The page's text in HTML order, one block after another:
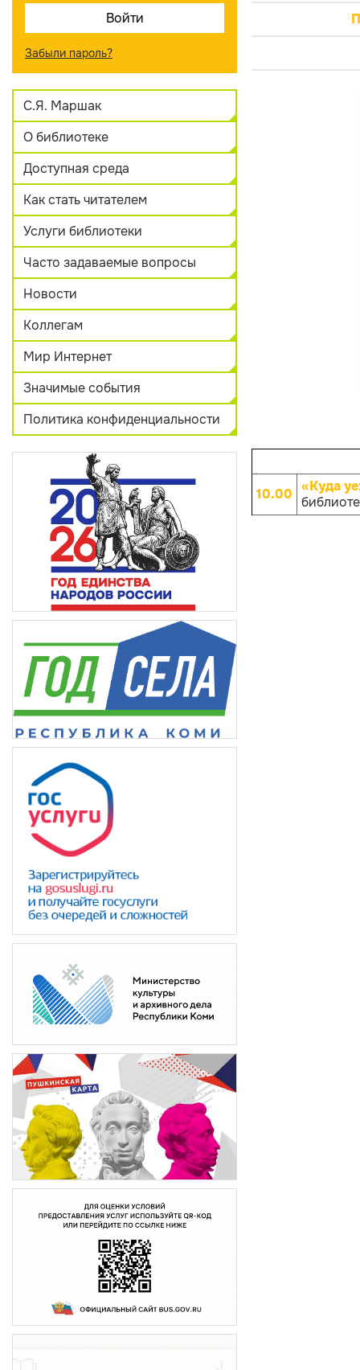
Забыли пароль?
С.Я. Маршак
О библиотеке
Доступная среда
Как стать читателем
Услуги библиотеки
Часто задаваемые вопросы
Новости
Коллегам
Мир Интернет
Значимые события
Политика конфиденциальности
10.00 «Куда